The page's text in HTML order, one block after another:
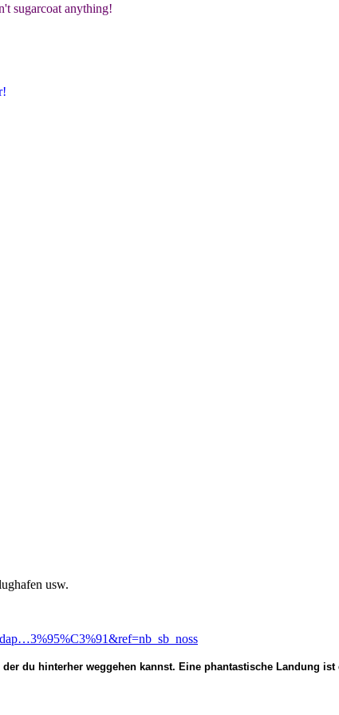
sugarcoat anything!
usw.
du hinterher weggehen kannst. Eine phantastische Landung